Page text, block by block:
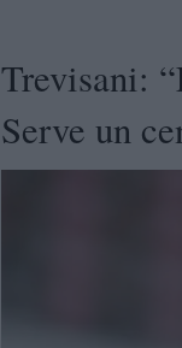
Trevisani:
Serve un